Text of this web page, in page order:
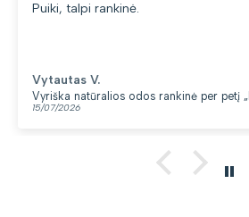
Puiki, talpi rankinė.
Vytautas V.
Vyriška natūralios odos rankinė per petį
15/07/2026